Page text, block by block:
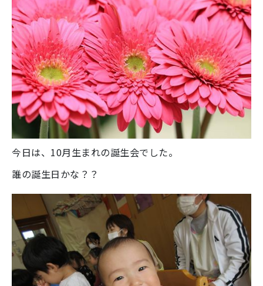
今日は、10月生まれの誕生会でした。
誰の誕生日かな？？